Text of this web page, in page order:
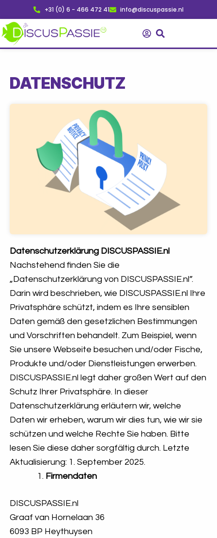
Inhalt
springen
+31 (0) 6 - 466 472 41 info@discuspassie.nl
DATENSCHUTZ
Datenschutzerklärung DISCUSPASSIE.nl
Nachstehend finden Sie die
„Datenschutzerklärung von DISCUSPASSIE.nl”.
Darin wird beschrieben, wie DISCUSPASSIE.nl Ihre
Privatsphäre schützt, indem es Ihre sensiblen
Daten gemäß den gesetzlichen Bestimmungen
und Vorschriften behandelt. Zum Beispiel, wenn
Sie unsere Webseite besuchen und/oder Fische,
Produkte und/oder Dienstleistungen erwerben.
DISCUSPASSIE.nl legt daher großen Wert auf den
Schutz Ihrer Privatsphäre. In dieser
Datenschutzerklärung erläutern wir, welche
Daten wir erheben, warum wir dies tun, wie wir sie
schützen und welche Rechte Sie haben. Bitte
lesen Sie diese daher sorgfältig durch. Letzte
Aktualisierung: 1. September 2025.
Firmendaten
DISCUSPASSIE.nl
Graaf van Hornelaan 36
6093 BP Heythuysen